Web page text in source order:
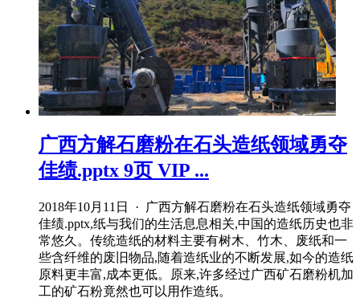
广西方解石磨粉在石头造纸领域勇夺
佳绩.pptx 9页 VIP ...
2018年10月11日 · 广西方解石磨粉在石头造纸领域勇夺
佳绩.pptx,纸与我们的生活息息相关,中国的造纸历史也非
常悠久。传统造纸的材料主要有树木、竹木、废纸和一
些含纤维的废旧物品,随着造纸业的不断发展,如今的造纸
原料更丰富,成本更低。原来,许多经过广西矿石磨粉机加
工的矿石粉竟然也可以用作造纸。